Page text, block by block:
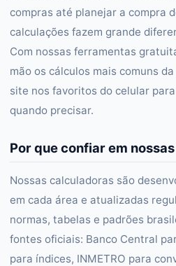
compras até planejar a compra
calculações fazem grande
Com nossas ferramentas
mão os cálculos mais comuns
site nos favoritos do celular
quando precisar.
Por que confiar em
Nossas calculadoras são
em cada área e atualizadas
normas, tabelas e padrões
fontes oficiais: Banco Central
para índices, INMETRO para